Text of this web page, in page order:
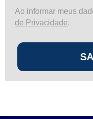
Ao informar meus
de Privacidade.